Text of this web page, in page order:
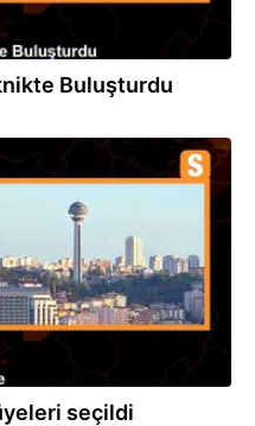
Buluşturdu
seçildi